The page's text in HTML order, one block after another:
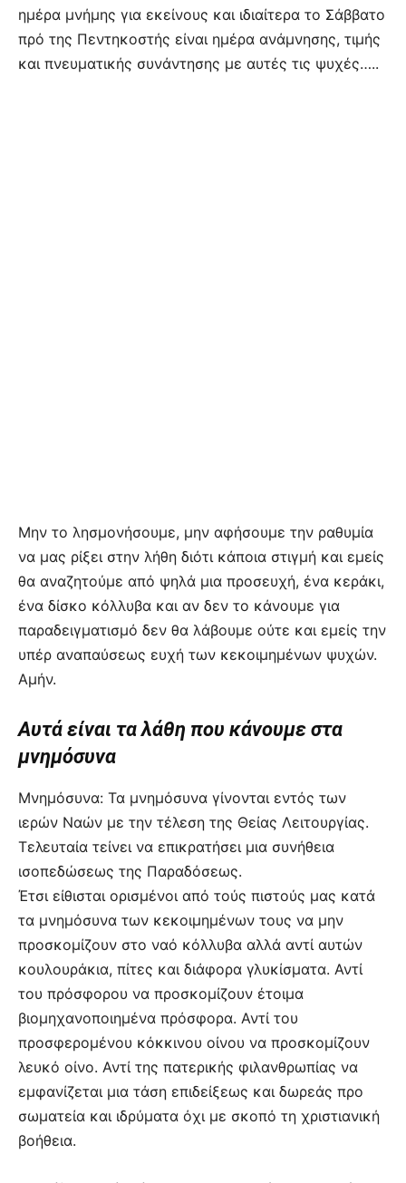
ημέρα μνήμης για εκείνους και ιδιαίτερα το Σάββατο
πρό της Πεντηκοστής είναι ημέρα ανάμνησης, τιμής
και πνευματικής συνάντησης με αυτές τις ψυχές…..
Μην το λησμονήσουμε, μην αφήσουμε την ραθυμία
να μας ρίξει στην λήθη διότι κάποια στιγμή και εμείς
θα αναζητούμε από ψηλά μια προσευχή, ένα κεράκι,
ένα δίσκο κόλλυβα και αν δεν το κάνουμε για
παραδειγματισμό δεν θα λάβουμε ούτε και εμείς την
υπέρ αναπαύσεως ευχή των κεκοιμημένων ψυχών.
Αμήν.
Αυτά είναι τα λάθη που κάνουμε στα
μνημόσυνα
Μνημόσυνα: Τα μνημόσυνα γίνονται εντός των
ιερών Ναών με την τέλεση της Θείας Λειτουργίας.
Τελευταία τείνει να επικρατήσει μια συνήθεια
ισοπεδώσεως της Παραδόσεως.
Έτσι είθισται ορισμένοι από τούς πιστούς μας κατά
τα μνημόσυνα των κεκοιμημένων τους να μην
προσκομίζουν στο ναό κόλλυβα αλλά αντί αυτών
κουλουράκια, πίτες και διάφορα γλυκίσματα. Αντί
του πρόσφορου να προσκομίζουν έτοιμα
βιομηχανοποιημένα πρόσφορα. Αντί του
προσφερομένου κόκκινου οίνου να προσκομίζουν
λευκό οίνο. Αντί της πατερικής φιλανθρωπίας να
εμφανίζεται μια τάση επιδείξεως και δωρεάς προ
σωματεία και ιδρύματα όχι με σκοπό τη χριστιανική
βοήθεια.